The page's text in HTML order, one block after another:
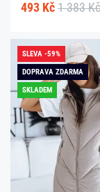
493 Kč 1 383 Kč
SLEVA -59%
DOPRAVA ZDARMA
SKLADEM